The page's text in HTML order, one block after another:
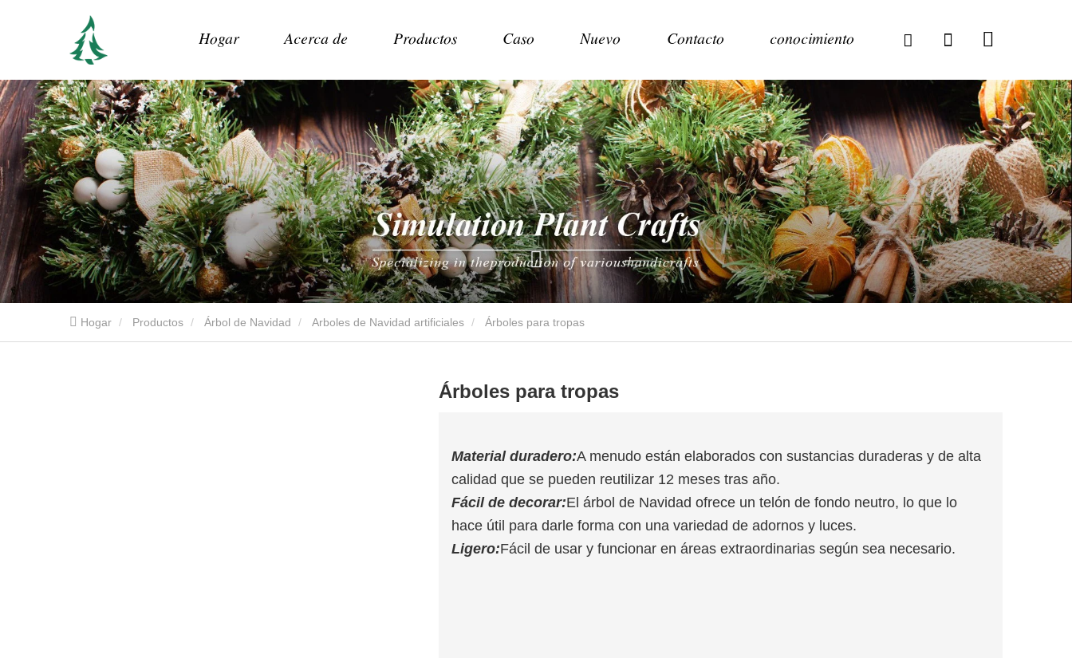
Hogar Acerca de Productos Caso Nuevo Contacto conocimiento
Hogar Productos Árbol de Navidad Arboles de Navidad artificiales Árboles para tropas
Árboles para tropas
Material duradero:A menudo están elaborados con sustancias duraderas y de alta
calidad que se pueden reutilizar 12 meses tras año.
Fácil de decorar:El árbol de Navidad ofrece un telón de fondo neutro, lo que lo
hace útil para darle forma con una variedad de adornos y luces.
Ligero:Fácil de usar y funcionar en áreas extraordinarias según sea necesario.